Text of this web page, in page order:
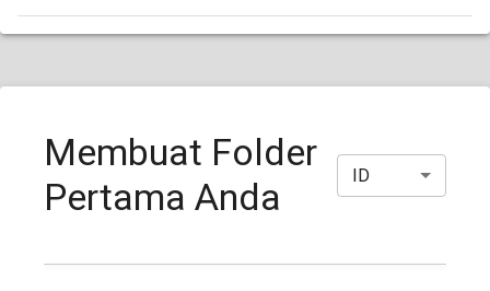
Membuat Folder
Pertama Anda
ID